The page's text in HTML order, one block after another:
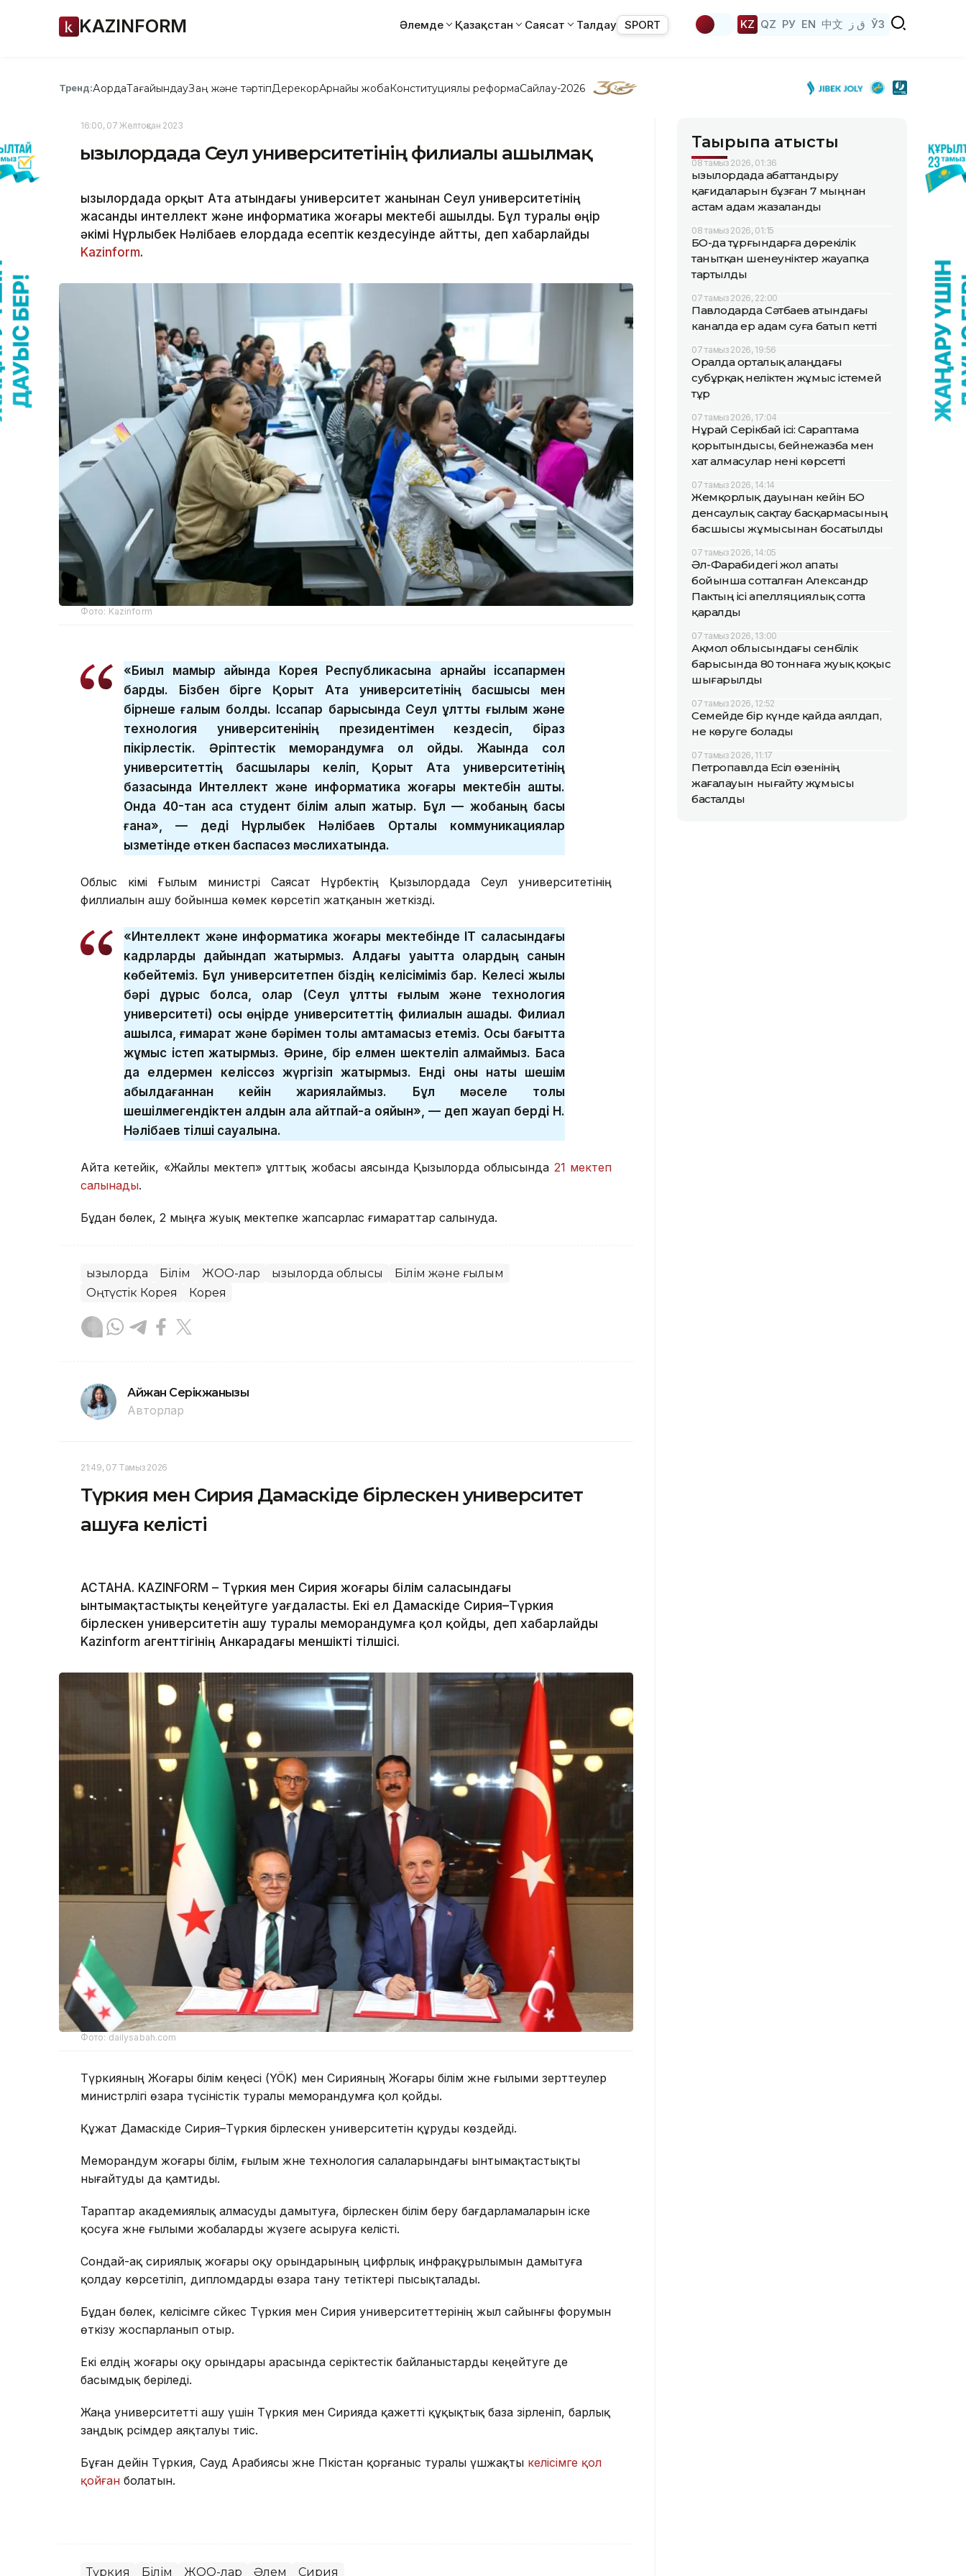
KAZINFORM Әлемде Қазақстан Саясат Талдау SPORT KZ QZ РУ EN 中文 ق ز ЎЗ
Тренд:АқордаТағайындауЗаң және тәртіпДерекқорАрнайы жобаКонституциялық реформаСайлау-2026
16:00, 07 Желтоқсан 2023
Қызылордада Сеул университетінің филиалы ашылмақ
Қызылордада Қорқыт Ата атындағы университет жанынан Сеул университетінің
жасанды интеллект және информатика жоғары мектебі ашылды. Бұл туралы өңір
әкімі Нұрлыбек Нәлібаев елордада есептік кездесуінде айтты, деп хабарлайды
Kazinform.
Фото: Kazinform
«Биыл мамыр айында Корея Республикасына арнайы іссапармен
бардық. Бізбен бірге Қорқыт Ата университетінің басшысы мен
бірнеше ғалым болды. Іссапар барысында Сеул ұлттық ғылым және
технология университенінің президентімен кездесіп, біраз
пікірлестік. Әріптестік меморандумға қол қойдық. Жақында сол
университеттің басшылары келіп, Қорқыт Ата университетінің
базасында Интеллект және информатика жоғары мектебін ашты.
Онда 40-тан аса студент білім алып жатыр. Бұл — жобаның басы
ғана», — деді Нұрлыбек Нәлібаев Орталық коммуникациялар
қызметінде өткен баспасөз мәслихатында.
Облыс әкімі Ғылым министрі Саясат Нұрбектің Қызылордада Сеул университетінің
филлиалын ашу бойынша көмек көрсетіп жатқанын жеткізді.
«Интеллект және информатика жоғары мектебінде IT саласындағы
кадрларды дайындап жатырмыз. Алдағы уақытта олардың санын
көбейтеміз. Бұл университетпен біздің келісіміміз бар. Келесі жылы
бәрі дұрыс болса, олар (Сеул ұлттық ғылым және технология
университеті) осы өңірде университеттің филиалын ашады. Филиал
ашылса, ғимарат және бәрімен толық қамтамасыз етеміз. Осы бағытта
жұмыс істеп жатырмыз. Әрине, бір елмен шектеліп қалмаймыз. Басқа
да елдермен келіссөз жүргізіп жатырмыз. Енді оны нақты шешім
қабылдағаннан кейін жариялаймыз. Бұл мәселе толық
шешілмегендіктен алдын ала айтпай-ақ қояйын», — деп жауап берді Н.
Нәлібаев тілші сауалына.
Айта кетейік, «Жайлы мектеп» ұлттық жобасы аясында Қызылорда облысында 21 мектеп
салынады.
Бұдан бөлек, 2 мыңға жуық мектепке жапсарлас ғимараттар салынуда.
Қызылорда Білім ЖОО-лар Қызылорда облысы
Білім және ғылым
Оңтүстік Корея
Корея
Айжан Серікжанқызы
Авторлар
21:49, 07 Тамыз 2026
Түркия мен Сирия Дамаскіде бірлескен университет
ашуға келісті
АСТАНА. KAZINFORM – Түркия мен Сирия жоғары білім саласындағы
ынтымақтастықты кеңейтуге уағдаласты. Екі ел Дамаскіде Сирия–Түркия
бірлескен университетін ашу туралы меморандумға қол қойды, деп хабарлайды
Kazinform агенттігінің Анкарадағы меншікті тілшісі.
Фото: dailysabah.com
Түркияның Жоғары білім кеңесі (YÖK) мен Сирияның Жоғары білім және ғылыми зерттеулер
министрлігі өзара түсіністік туралы меморандумға қол қойды.
Құжат Дамаскіде Сирия–Түркия бірлескен университетін құруды көздейді.
Меморандум жоғары білім, ғылым және технология салаларындағы ынтымақтастықты
нығайтуды да қамтиды.
Тараптар академиялық алмасуды дамытуға, бірлескен білім беру бағдарламаларын іске
қосуға және ғылыми жобаларды жүзеге асыруға келісті.
Сондай-ақ сириялық жоғары оқу орындарының цифрлық инфрақұрылымын дамытуға
қолдау көрсетіліп, дипломдарды өзара тану тетіктері пысықталады.
Бұдан бөлек, келісімге сәйкес Түркия мен Сирия университеттерінің жыл сайынғы форумын
өткізу жоспарланып отыр.
Екі елдің жоғары оқу орындары арасында серіктестік байланыстарды кеңейтуге де
басымдық беріледі.
Жаңа университетті ашу үшін Түркия мен Сирияда қажетті құқықтық база әзірленіп, барлық
заңдық рәсімдер аяқталуы тиіс.
Бұған дейін Түркия, Сауд Арабиясы және Пәкістан қорғаныс туралы үшжақты келісімге қол
қойған болатын.
Түркия Білім ЖОО-лар Әлем Сирия
Тақырыпқа қатысты
08 тамыз 2026, 01:36
Қызылордада абаттандыру
қағидаларын бұзған 7 мыңнан
астам адам жазаланды
08 тамыз 2026, 01:15
БҚО-да тұрғындарға дөрекілік
танытқан шенеуніктер жауапқа
тартылды
07 тамыз 2026, 22:00
Павлодарда Сәтбаев атындағы
каналда ер адам суға батып кетті
07 тамыз 2026, 19:56
Оралда орталық алаңдағы
субұрқақ неліктен жұмыс істемей
тұр
07 тамыз 2026, 17:04
Нұрай Серікбай ісі: Сараптама
қорытындысы, бейнежазба мен
хат алмасулар нені көрсетті
07 тамыз 2026, 14:14
Жемқорлық дауынан кейін БҚО
денсаулық сақтау басқармасының
басшысы жұмысынан босатылды
07 тамыз 2026, 14:05
Әл-Фарабидегі жол апаты
бойынша сотталған Александр
Пактың ісі апелляциялық сотта
қаралды
07 тамыз 2026, 13:00
Ақмол облысындағы сенбілік
барысында 80 тоннаға жуық қоқыс
шығарылды
07 тамыз 2026, 12:52
Семейде бір күнде қайда аялдап,
не көруге болады
07 тамыз 2026, 11:17
Петропавлда Есіл өзенінің
жағалауын нығайту жұмысы
басталды